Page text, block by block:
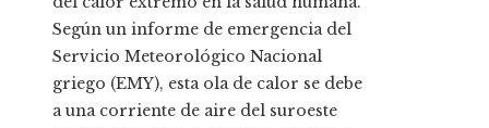
Según un informe de emergencia del
Servicio Meteorológico Nacional
griego (EMY), esta ola de calor se debe
a una corriente de aire del suroeste